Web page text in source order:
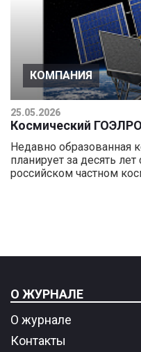
КОМПАНИЯ
25.05.2026
Космический
Недавно образованная
планирует за десять
российском частном
О ЖУРНАЛЕ
О журнале
Контакты